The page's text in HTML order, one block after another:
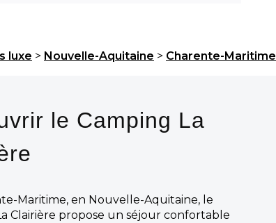
luxe > Nouvelle-Aquitaine > Charente-Maritime
le Camping La
Maritime, en Nouvelle-Aquitaine, le
Clairière propose un séjour confortable